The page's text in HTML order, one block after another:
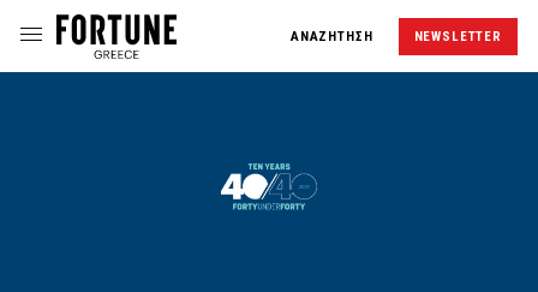
ΑΝΑΖΗΤΗΣΗ NEWSLETTER